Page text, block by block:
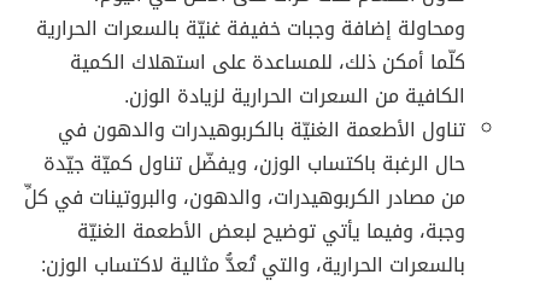
ومحاولة إضافة وجبات خفيفة غنيّة بالسعرات الحرارية
كلّما أمكن ذلك، للمساعدة على استهلاك الكمية
الكافية من السعرات الحرارية لزيادة الوزن.
تناول الأطعمة الغنيّة بالكربوهيدرات والدهون في
حال الرغبة باكتساب الوزن، ويفضّل تناول كميّة جيّدة
من مصادر الكربوهيدرات، والدهون، والبروتينات في كلِّ
وجبة، وفيما يأتي توضيح لبعض الأطعمة الغنيّة
بالسعرات الحرارية، والتي تُعدُّ مثالية لاكتساب الوزن: